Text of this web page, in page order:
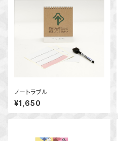
ノートラブル
¥1,650